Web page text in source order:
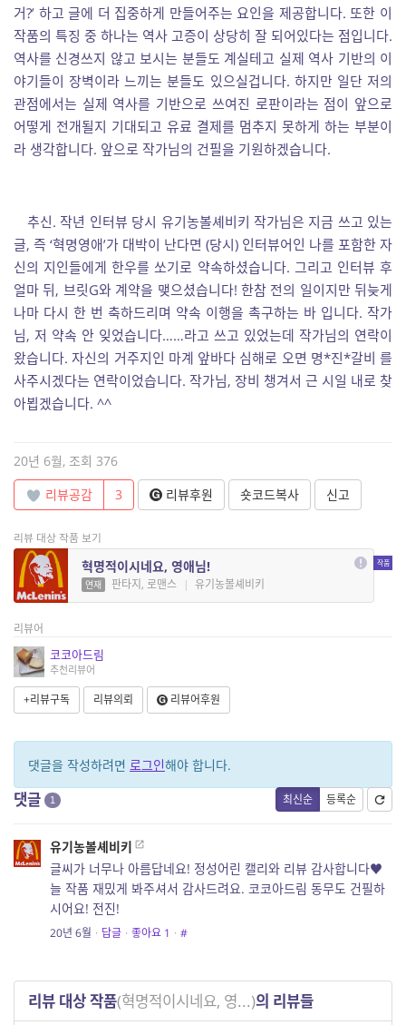
거?’ 하고 글에 더 집중하게 만들어주는 요인을 제공합니다. 또한 이
작품의 특징 중 하나는 역사 고증이 상당히 잘 되어있다는 점입니다.
역사를 신경쓰지 않고 보시는 분들도 계실테고 실제 역사 기반의 이
야기들이 장벽이라 느끼는 분들도 있으실겁니다. 하지만 일단 저의
관점에서는 실제 역사를 기반으로 쓰여진 로판이라는 점이 앞으로
어떻게 전개될지 기대되고 유료 결제를 멈추지 못하게 하는 부분이
라 생각합니다. 앞으로 작가님의 건필을 기원하겠습니다.
추신. 작년 인터뷰 당시 유기농볼셰비키 작가님은 지금 쓰고 있는
글, 즉 ‘혁명영애’가 대박이 난다면 (당시) 인터뷰어인 나를 포함한 자
신의 지인들에게 한우를 쏘기로 약속하셨습니다. 그리고 인터뷰 후
얼마 뒤, 브릿G와 계약을 맺으셨습니다! 한참 전의 일이지만 뒤늦게
나마 다시 한 번 축하드리며 약속 이행을 촉구하는 바 입니다. 작가
님, 저 약속 안 잊었습니다……라고 쓰고 있었는데 작가님의 연락이
왔습니다. 자신의 거주지인 마계 앞바다 심해로 오면 명*진*갈비 를
사주시겠다는 연락이었습니다. 작가님, 장비 챙겨서 근 시일 내로 찾
아뵙겠습니다. ^^
20년 6월, 조회 376
리뷰공감
3 리뷰후원 숏코드복사 신고
리뷰 대상 작품 보기
혁명적이시네요, 영애님!
연재 판타지, 로맨스 | 유기농볼셰비키
리뷰어
코코아드림
추천리뷰어
+리뷰구독 리뷰의뢰 리뷰어후원
댓글을 작성하려면 로그인해야 합니다.
최신순 등록순
댓글 1
유기농볼셰비키
글씨가 너무나 아름답네요! 정성어린 캘리와 리뷰 감사합니다♥
늘 작품 재밌게 봐주셔서 감사드려요. 코코아드림 동무도 건필하
시어요! 전진!
20년 6월 · 답글 · 좋아요 1 · #
리뷰 대상 작품(혁명적이시네요, 영...)의 리뷰들